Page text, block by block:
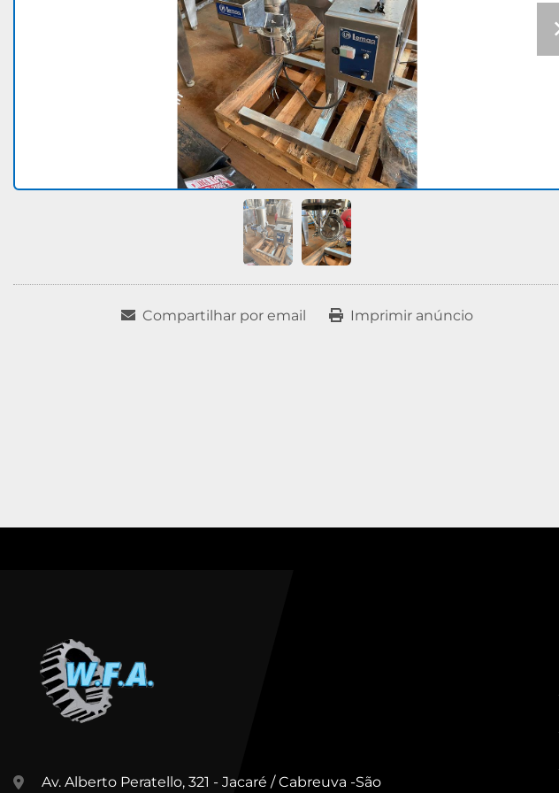
Compartilhar por email Imprimir anúncio
Av. Alberto Peratello, 321 - Jacaré / Cabreuva -São